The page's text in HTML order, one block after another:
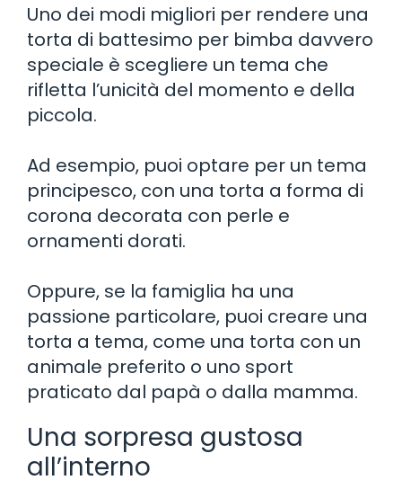
Uno dei modi migliori per rendere una
torta di battesimo per bimba davvero
speciale è scegliere un tema che
rifletta l’unicità del momento e della
piccola.
Ad esempio, puoi optare per un tema
principesco, con una torta a forma di
corona decorata con perle e
ornamenti dorati.
Oppure, se la famiglia ha una
passione particolare, puoi creare una
torta a tema, come una torta con un
animale preferito o uno sport
praticato dal papà o dalla mamma.
Una sorpresa gustosa
all’interno